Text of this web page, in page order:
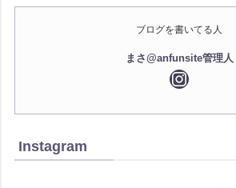
ブログを書いてる人
まさ@anfunsite管理人
Instagram